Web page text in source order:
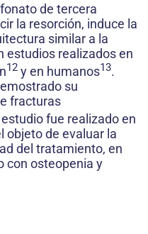
de tercera
la resorción, induce la
similar a la
estudios realizados en
12 y en humanos13.
su
fracturas
fue realizado en
objeto de evaluar la
del tratamiento, en
con osteopenia y